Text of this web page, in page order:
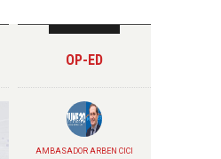
OP-ED
AMBASADOR ARBEN CICI